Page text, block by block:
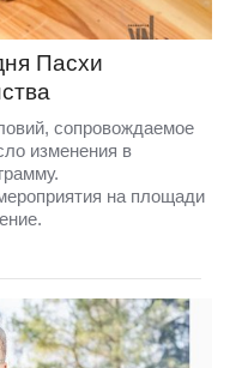
Пасхи
сопровождаемое
изменения в
на площади